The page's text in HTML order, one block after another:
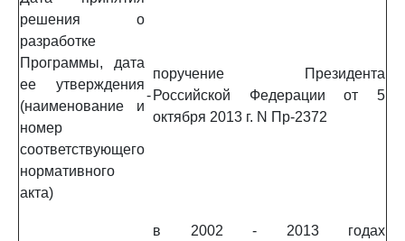
решения о
разработке
Программы, дата
ее утверждения
(наименование и
номер
соответствующего
нормативного
акта)
-
поручение Президента
Российской Федерации от 5
октября 2013 г. N Пр-2372
в 2002 - 2013 годах